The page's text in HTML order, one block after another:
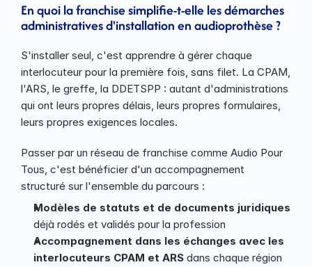
En quoi la franchise simplifie-t-elle les démarches
administratives d'installation en audioprothèse ?
S'installer seul, c'est apprendre à gérer chaque
interlocuteur pour la première fois, sans filet. La CPAM,
l'ARS, le greffe, la DDETSPP : autant d'administrations
qui ont leurs propres délais, leurs propres formulaires,
leurs propres exigences locales.
Passer par un réseau de franchise comme Audio Pour
Tous, c'est bénéficier d'un accompagnement
structuré sur l'ensemble du parcours :
Modèles de statuts et de documents juridiques
déjà rodés et validés pour la profession
Accompagnement dans les échanges avec les
interlocuteurs CPAM et ARS dans chaque région